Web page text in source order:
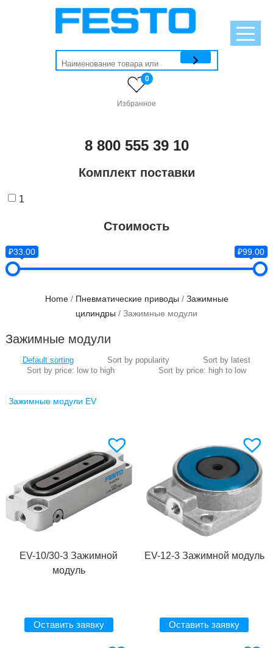
Избранное
0
8 800 555 39 10
Комплект поставки
1
Стоимость
₽33.00 ₽99.00
Home/ Пневматические приводы / Зажимные
цилиндры / Зажимные модули
Зажимные модули
Зажимные модули EV
EV-10/30-3 Зажимной
модуль
Оставить заявку
EV-12-3 Зажимной модуль
Оставить заявку